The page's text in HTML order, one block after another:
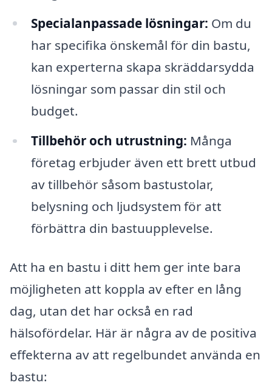
Specialanpassade lösningar: Om du
har specifika önskemål för din bastu,
kan experterna skapa skräddarsydda
lösningar som passar din stil och
budget.
Tillbehör och utrustning: Många
företag erbjuder även ett brett utbud
av tillbehör såsom bastustolar,
belysning och ljudsystem för att
förbättra din bastuupplevelse.
Att ha en bastu i ditt hem ger inte bara
möjligheten att koppla av efter en lång
dag, utan det har också en rad
hälsofördelar. Här är några av de positiva
effekterna av att regelbundet använda en
bastu: